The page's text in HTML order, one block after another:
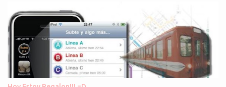
Asi, todos los residuos sonincinerados produciendo lo que los
ambientalistas llaman "La Pesadilla de la Edad Cibernetica". La
transmision es el Domingo 2 de diciembre a las 21:00 hs. Me
parecio muy interesante, no creo que lo pueda ver por la hora, asi
que los comentarios los dejo en sus manos...